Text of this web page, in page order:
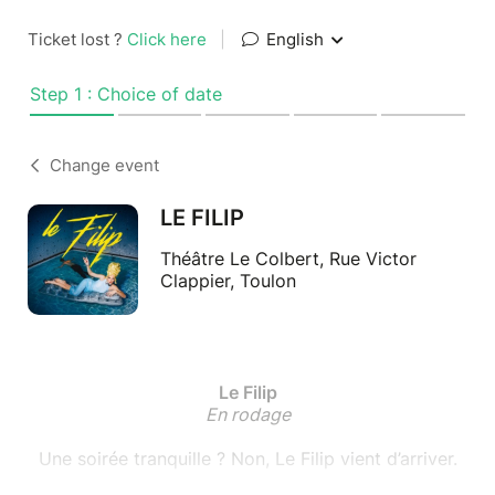
Ticket lost ? Click here English
Step 1 : Choice of date
Change event
LE FILIP
Théâtre Le Colbert, Rue Victor
Clappier, Toulon
Le Filip
En rodage
Une soirée tranquille ? Non, Le Filip vient d’arriver.